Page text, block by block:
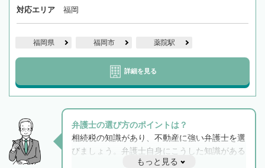
対応エリア 福岡
福岡県 福岡市 薬院駅
詳細を見る
弁護士の選び方のポイントは？
相続税の知識があり、不動産に強い弁護士を選
びましょう。弁護士自身にこうした知識がある
と他士業との連携もスムーズに進み、トラブル
もっと見る